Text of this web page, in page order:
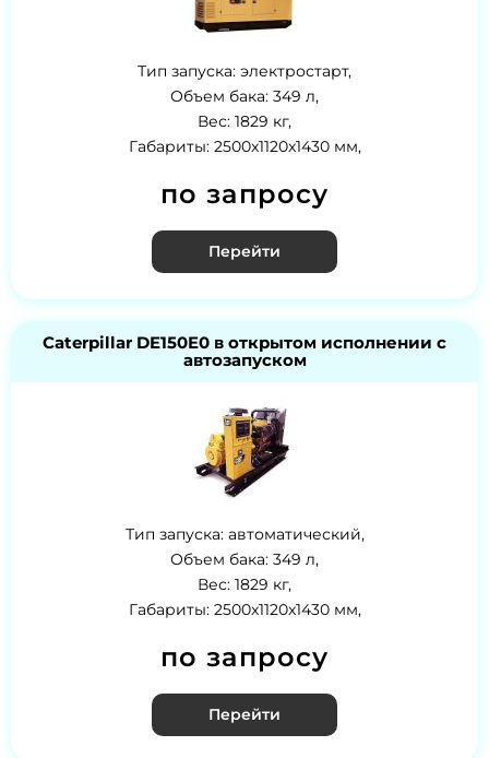
Тип запуска: электростарт,
Объем бака: 349 л,
Вес: 1829 кг,
Габариты: 2500x1120x1430 мм,
по запросу
Перейти
Caterpillar DE150E0 в открытом исполнении с
автозапуском
Тип запуска: автоматический,
Объем бака: 349 л,
Вес: 1829 кг,
Габариты: 2500x1120x1430 мм,
по запросу
Перейти